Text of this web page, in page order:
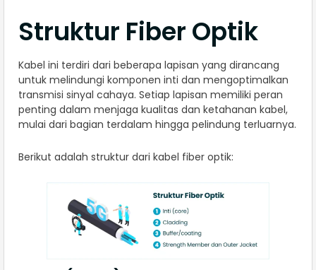
Struktur Fiber Optik
Kabel ini terdiri dari beberapa lapisan yang dirancang
untuk melindungi komponen inti dan mengoptimalkan
transmisi sinyal cahaya. Setiap lapisan memiliki peran
penting dalam menjaga kualitas dan ketahanan kabel,
mulai dari bagian terdalam hingga pelindung terluarnya.
Berikut adalah struktur dari kabel fiber optik: